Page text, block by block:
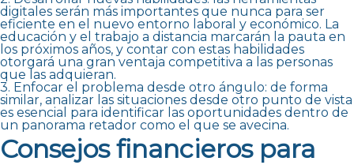
digitales serán más importantes que nunca para ser
eficiente en el nuevo entorno laboral y económico. La
educación y el trabajo a distancia marcarán la pauta en
los próximos años, y contar con estas habilidades
otorgará una gran ventaja competitiva a las personas
que las adquieran.
3. Enfocar el problema desde otro ángulo: de forma
similar, analizar las situaciones desde otro punto de vista
es esencial para identificar las oportunidades dentro de
un panorama retador como el que se avecina.
Consejos financieros para